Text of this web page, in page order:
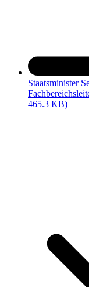
Staatsminister
465.3 KB)